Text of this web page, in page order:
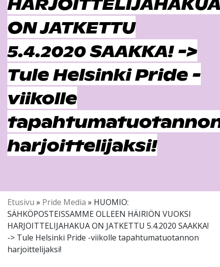
ON JATKETTU
5.4.2020 SAAKKA! ->
Tule Helsinki Pride -
viikolle
harjoittelijaksi!
Etusivu » Pride Media » HUOMIO:
SÄHKÖPOSTEISSAMME OLLEEN HÄIRIÖN VUOKSI
HARJOITTELIJAHAKUA ON JATKETTU 5.4.2020 SAAKKA!
-> Tule Helsinki Pride -viikolle tapahtumatuotannon
harjoittelijaksi!